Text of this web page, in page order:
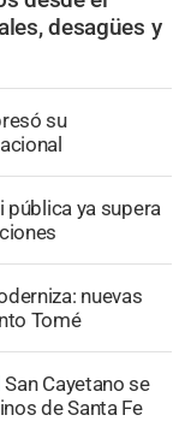
desagües y
su
pública ya supera
nuevas
Tomé
San Cayetano se
de Santa Fe